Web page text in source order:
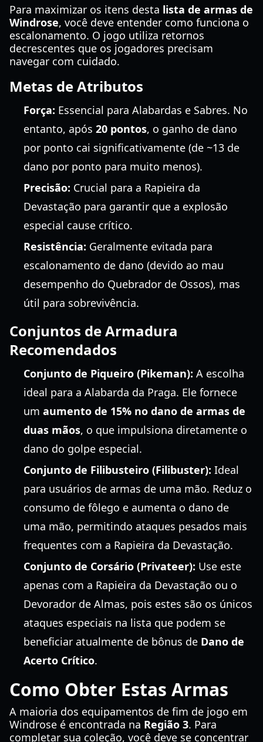
Para maximizar os itens desta lista de armas de
Windrose, você deve entender como funciona o
escalonamento. O jogo utiliza retornos
decrescentes que os jogadores precisam
navegar com cuidado.
Metas de Atributos
Força: Essencial para Alabardas e Sabres. No
entanto, após 20 pontos, o ganho de dano
por ponto cai significativamente (de ~13 de
dano por ponto para muito menos).
Precisão: Crucial para a Rapieira da
Devastação para garantir que a explosão
especial cause crítico.
Resistência: Geralmente evitada para
escalonamento de dano (devido ao mau
desempenho do Quebrador de Ossos), mas
útil para sobrevivência.
Conjuntos de Armadura
Recomendados
Conjunto de Piqueiro (Pikeman): A escolha
ideal para a Alabarda da Praga. Ele fornece
um aumento de 15% no dano de armas de
duas mãos, o que impulsiona diretamente o
dano do golpe especial.
Conjunto de Filibusteiro (Filibuster): Ideal
para usuários de armas de uma mão. Reduz o
consumo de fôlego e aumenta o dano de
uma mão, permitindo ataques pesados mais
frequentes com a Rapieira da Devastação.
Conjunto de Corsário (Privateer): Use este
apenas com a Rapieira da Devastação ou o
Devorador de Almas, pois estes são os únicos
ataques especiais na lista que podem se
beneficiar atualmente de bônus de Dano de
Acerto Crítico.
Como Obter Estas Armas
A maioria dos equipamentos de fim de jogo em
Windrose é encontrada na Região 3. Para
completar sua coleção, você deve se concentrar